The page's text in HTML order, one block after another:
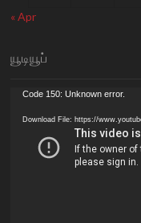
« Apr
யூடியூப்
Video
Code 150: Unknown error.
Download File: https://